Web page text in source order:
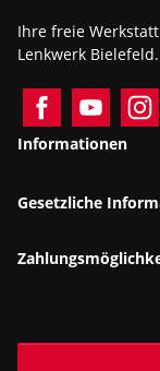
Ihre freie
Lenkwerk Bielefeld.
Informationen
Gesetzliche